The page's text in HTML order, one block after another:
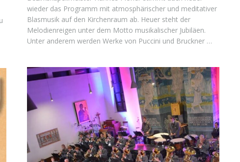
wieder das Programm mit atmosphärischer und meditativer
Blasmusik auf den Kirchenraum ab. Heuer steht der
Melodienreigen unter dem Motto musikalischer Jubiläen.
Unter anderem werden Werke von Puccini und Bruckner …